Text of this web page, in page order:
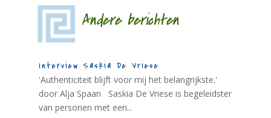
Andere berichten
Interview Saskia De Vriese
'Authenticiteit blijft voor mij het belangrijkste.'
door Alja Spaan Saskia De Vriese is begeleidster
van personen met een...